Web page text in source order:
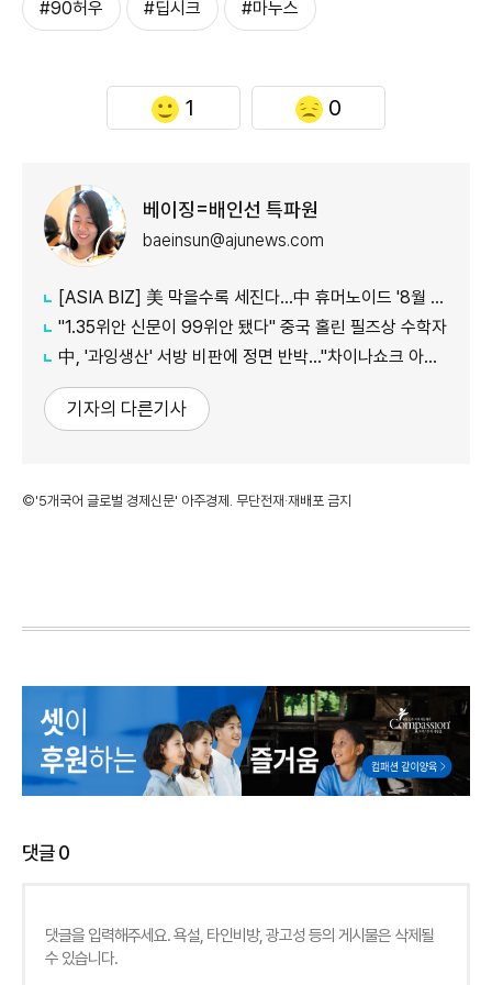
#90허우 #딥시크 #마누스
1 0
베이징=배인선 특파원
baeinsun@ajunews.com
[ASIA BIZ] 美 막을수록 세진다…中 휴머노이드 '8월 대공세'
"1.35위안 신문이 99위안 됐다" 중국 홀린 필즈상 수학자
中, '과잉생산' 서방 비판에 정면 반박…"차이나쇼크 아닌 기회"
기자의 다른기사
©'5개국어 글로벌 경제신문' 아주경제. 무단전재·재배포 금지
댓글0